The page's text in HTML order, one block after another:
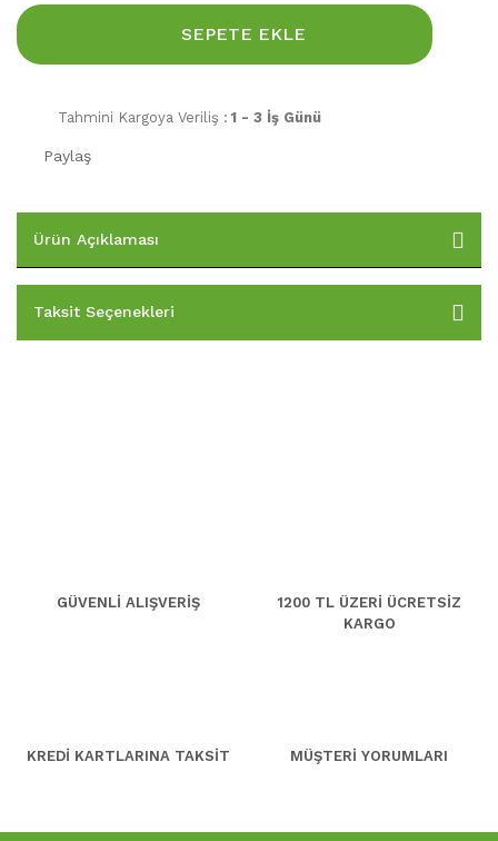
SEPETE EKLE
Tahmini Kargoya Veriliş : 1 - 3 İş Günü
Paylaş
Ürün Açıklaması
Taksit Seçenekleri
GÜVENLİ ALIŞVERİŞ
1200 TL ÜZERİ ÜCRETSİZ
KARGO
KREDİ KARTLARINA TAKSİT MÜŞTERİ YORUMLARI